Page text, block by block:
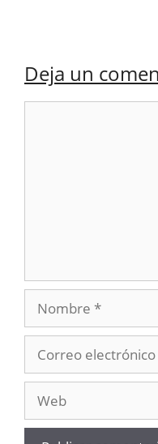
Deja un
Nombre
electrónico